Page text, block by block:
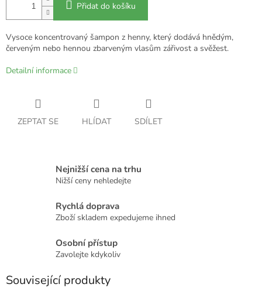
Přidat do košíku
Vysoce koncentrovaný šampon z henny, který dodává hnědým,
červeným nebo hennou zbarveným vlasům zářivost a svěžest.
Detailní informace
ZEPTAT SE HLÍDAT SDÍLET
Nejnižší cena na trhu
Nižší ceny nehledejte
Rychlá doprava
Zboží skladem expedujeme ihned
Osobní přístup
Zavolejte kdykoliv
Související produkty